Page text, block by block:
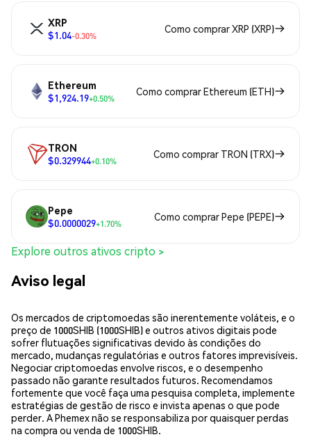
XRP
$1.04-0.30%
Como comprar XRP (XRP)
Ethereum
$1,924.19+0.50%
Como comprar Ethereum (ETH)
TRON
$0.329944+0.10%
Como comprar TRON (TRX)
Pepe
$0.0000029+1.70%
Como comprar Pepe (PEPE)
Explore outros ativos cripto >
Aviso legal
Os mercados de criptomoedas são inerentemente voláteis, e o
preço de 1000SHIB (1000SHIB) e outros ativos digitais pode
sofrer flutuações significativas devido às condições do
mercado, mudanças regulatórias e outros fatores imprevisíveis.
Negociar criptomoedas envolve riscos, e o desempenho
passado não garante resultados futuros. Recomendamos
fortemente que você faça uma pesquisa completa, implemente
estratégias de gestão de risco e invista apenas o que pode
perder. A Phemex não se responsabiliza por quaisquer perdas
na compra ou venda de 1000SHIB.